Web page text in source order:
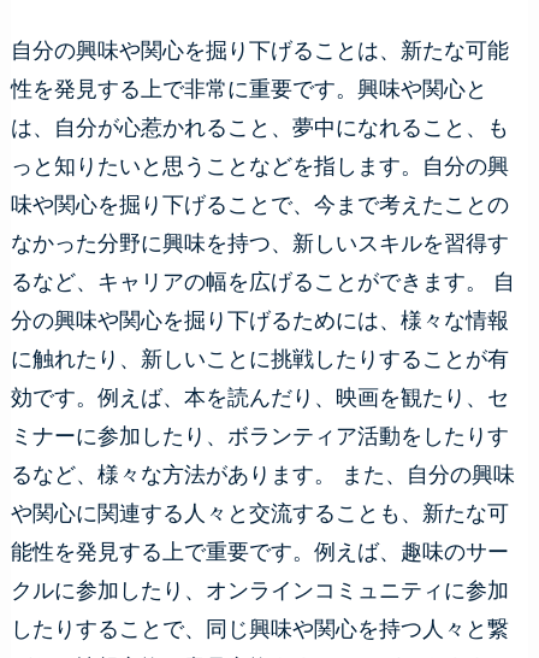
自分の興味や関心を掘り下げることは、新たな可能
性を発見する上で非常に重要です。興味や関心と
は、自分が心惹かれること、夢中になれること、も
っと知りたいと思うことなどを指します。自分の興
味や関心を掘り下げることで、今まで考えたことの
なかった分野に興味を持つ、新しいスキルを習得す
るなど、キャリアの幅を広げることができます。 自
分の興味や関心を掘り下げるためには、様々な情報
に触れたり、新しいことに挑戦したりすることが有
効です。例えば、本を読んだり、映画を観たり、セ
ミナーに参加したり、ボランティア活動をしたりす
るなど、様々な方法があります。 また、自分の興味
や関心に関連する人々と交流することも、新たな可
能性を発見する上で重要です。例えば、趣味のサー
クルに参加したり、オンラインコミュニティに参加
したりすることで、同じ興味や関心を持つ人々と繋